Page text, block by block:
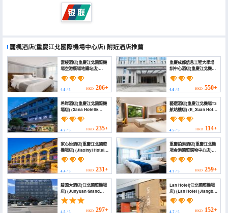
麗楓酒店(重慶江北國際機場中心店) 附近酒店推薦
富縵酒店(重慶江北國際機
場空港廣場地鐵站店)
(Chongqing Jiangbei
International Airport))
4.6 / 5 HKD 206+
重慶成都信息工程大學培
訓中心酒店(重慶江北機場
University of
Information Technology
Training Center)
4.6/ 5 HKD 550+
希岸酒店(重慶江北國際機
場店) (Xana Hotelle
(Chongqing Jiangbei
International Airport))
4.7 / 5 HKD 235+
藝選酒店(重慶江北機場T3
航站樓店) (E_Xuan Hotel
(Jiangbei International
Airport Branch))
4.5/ 5 HKD 114+
家心怡酒店(重慶江北國際
機場店) (Jiaxinyi Hotel
(Chongqing Jiangbei
International Airport))
4.4 / 5 HKD 231+
重慶鉑港酒店(重慶江北機
場金港國際購物中心店)
(Bogang Hotel)
4.7/ 5 HKD 259+
駿源大酒店(江北國際機場
店) (Junyuan Grand
Hotel (Jiangbei
International Airport
Branch))
4.5 / 5 HKD 297+
Lan Hotel(江北國際機場
店) (Lan Hotel (Jiangbei
International Airport
Branch))
4.7/ 5 HKD 152+